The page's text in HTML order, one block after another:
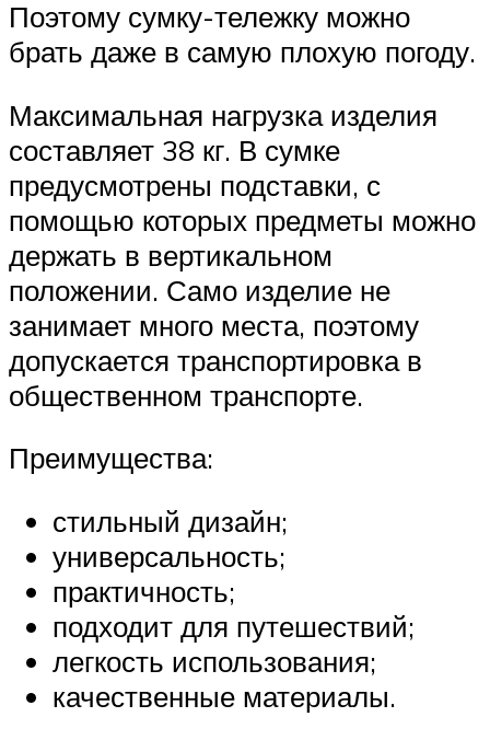
Поэтому сумку-тележку можно
брать даже в самую плохую погоду.
Максимальная нагрузка изделия
составляет 38 кг. В сумке
предусмотрены подставки, с
помощью которых предметы можно
держать в вертикальном
положении. Само изделие не
занимает много места, поэтому
допускается транспортировка в
общественном транспорте.
Преимущества:
стильный дизайн;
универсальность;
практичность;
подходит для путешествий;
легкость использования;
качественные материалы.